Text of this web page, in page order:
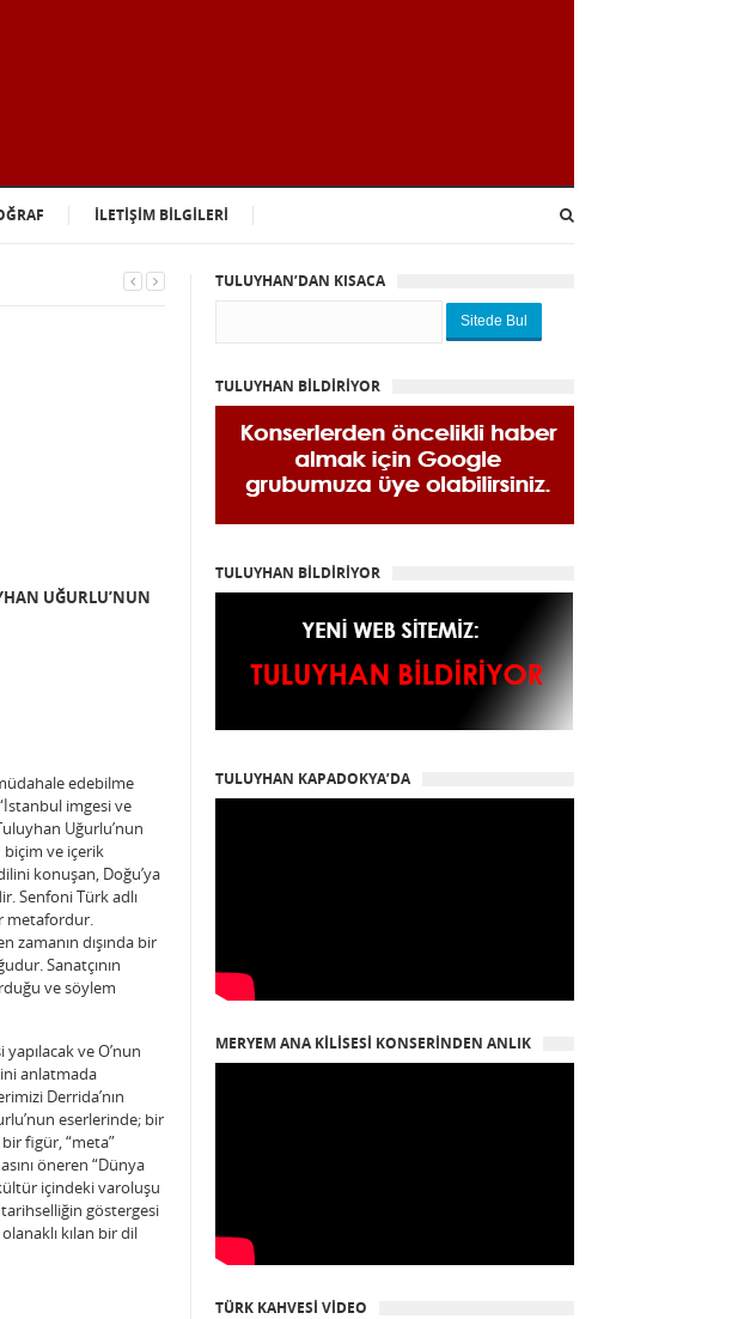
İLETİŞİM BİLGİLERİ
UĞURLU’NUN
edebilme
imgesi ve
Uğurlu’nun
biçim ve içerik
konuşan, Doğu’ya
Senfoni Türk adlı
metafordur.
zamanın dışında bir
Sanatçının
ve söylem
ve O’nun
anlatmada
Derrida’nın
eserlerinde; bir
figür, “meta”
öneren “Dünya
içindeki varoluşu
göstergesi
kılan bir dil
TULUYHAN’DAN KISACA
Sitede Bul
TULUYHAN BİLDİRİYOR
TULUYHAN BİLDİRİYOR
TULUYHAN KAPADOKYA’DA
MERYEM ANA KİLİSESİ KONSERİNDEN ANLIK
TÜRK KAHVESİ VİDEO